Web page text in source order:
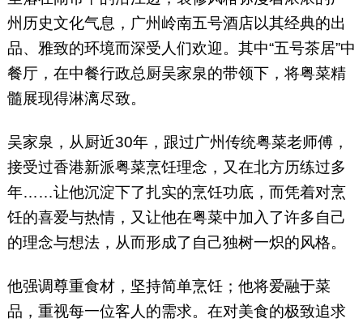
州历史文化气息，广州岭南五号酒店以其经典的出
品、雅致的环境而深受人们欢迎。其中“五号茶居”中
餐厅，在中餐行政总厨吴家泉的带领下，将粤菜精
髓展现得淋漓尽致。
吴家泉，从厨近30年，跟过广州传统粤菜老师傅，
接受过香港新派粤菜烹饪理念，又在北方历练过多
年……让他沉淀下了扎实的烹饪功底，而凭着对烹
饪的喜爱与热情，又让他在粤菜中加入了许多自己
的理念与想法，从而形成了自己独树一炽的风格。
他强调尊重食材，坚持简单烹饪；他将爱融于菜
品，重视每一位客人的需求。在对美食的极致追求